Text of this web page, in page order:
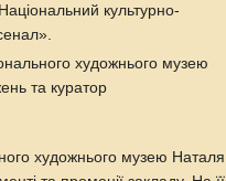
культурно-
художнього музею
та куратор
художнього музею Наталя